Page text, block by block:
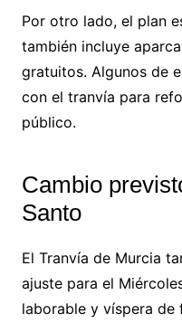
Por otro lado, el plan
también incluye
gratuitos. Algunos de
con el tranvía para
público.
Cambio
Santo
El Tranvía de Murcia
ajuste para el
laborable y víspera de